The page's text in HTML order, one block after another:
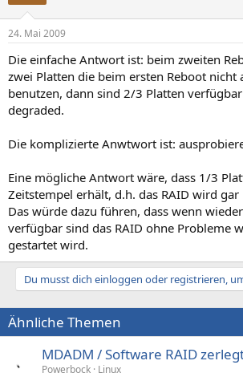
24. Mai 2009
Die einfache Antwort ist: beim zweiten
zwei Platten die beim ersten Reboot nicht
benutzen, dann sind 2/3 Platten
degraded.
Die komplizierte Anwtwort ist:
Eine mögliche Antwort wäre, dass 1/3
Zeitstempel erhält, d.h. das RAID wird
Das würde dazu führen, dass wenn
verfügbar sind das RAID ohne Probleme
gestartet wird.
Du musst dich einloggen oder registrieren,
Ähnliche Themen
MDADM / Software RAID
Powerbock Linux